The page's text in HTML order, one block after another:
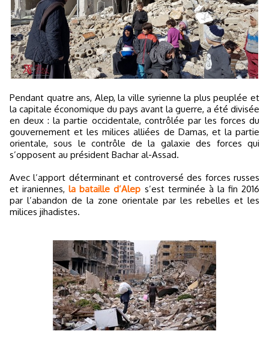
Pendant quatre ans, Alep, la ville syrienne la plus peuplée et
la capitale économique du pays avant la guerre, a été divisée
en deux : la partie occidentale, contrôlée par les forces du
gouvernement et les milices alliées de Damas, et la partie
orientale, sous le contrôle de la galaxie des forces qui
s’opposent au président Bachar al-Assad.
Avec l’apport déterminant et controversé des forces russes
et iraniennes,la bataille d’Alep s’est terminée à la fin 2016
par l’abandon de la zone orientale par les rebelles et les
milices jihadistes.